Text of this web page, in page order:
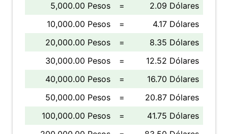
5,000.00 Pesos
=
2.09 Dólares
10,000.00 Pesos
=
4.17 Dólares
20,000.00 Pesos
=
8.35 Dólares
30,000.00 Pesos
=
12.52 Dólares
40,000.00 Pesos
=
16.70 Dólares
50,000.00 Pesos
=
20.87 Dólares
100,000.00 Pesos
=
41.75 Dólares